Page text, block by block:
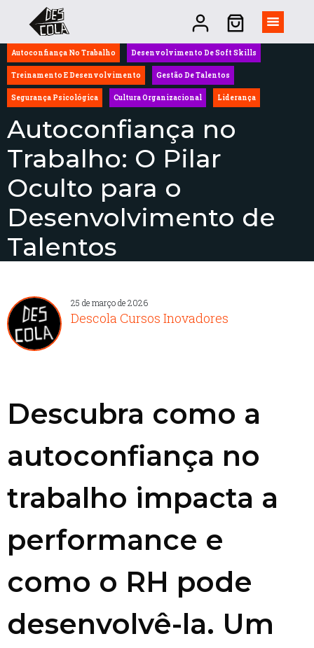
Autoconfiança No Trabalho Desenvolvimento De Soft Skills
Treinamento E Desenvolvimento Gestão De Talentos
Segurança Psicológica Cultura Organizacional Liderança
Autoconfiança no
Trabalho: O Pilar
Oculto para o
Desenvolvimento de
Talentos
25 de março de 2026
Descola Cursos Inovadores
Descubra como a
autoconfiança no
trabalho impacta a
performance e
como o RH pode
desenvolvê-la. Um